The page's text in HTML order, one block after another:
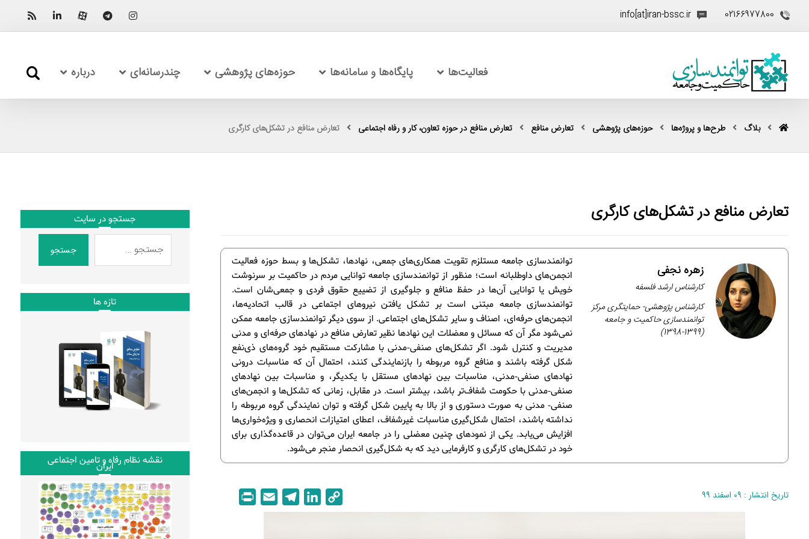
02166977800
info[at]iran-bssc.ir
فعالیت‌ها پایگاه‌ها و سامانه‌ها حوزه‌های پژوهشی چندرسانه‌ای درباره
بلاگ طرح‌ها و پروژه‌ها حوزه‌های پژوهشی تعارض منافع تعارض منافع در حوزه تعاون، کار و رفاه اجتماعی تعارض منافع در تشکل‌های کارگری
تعارض منافع در تشکل‌های کارگری
توانمندسازی جامعه مستلزم تقویت همکاری‌های جمعی، نهادها، تشکل‌ها و بسط حوزه فعالیت
انجمن‌های داوطلبانه است؛ منظور از توانمندسازی جامعه توانایی مردم در حاکمیت بر سرنوشت
خویش یا توانایی آن‌ها در حفظ منافع و جلوگیری از تضییع حقوق فردی و جمعی‌شان است.
توانمندسازی جامعه مبتنی است بر تشکل یافتن نیروهای اجتماعی در قالب اتحادیه‌ها،
انجمن‌های حرفه‌ای، اصناف و سایر تشکل‌های اجتماعی. از سوی دیگر توانمندسازی جامعه ممکن
نمی‌شود مگر آن که مسائل و معضلات این نهادها نظیر تعارض منافع در نهادهای حرفه‌ای و مدنی
مدیریت و کنترل شود. اگر تشکل‌های صنفی-مدنی با مشارکت مستقیم خود گروه‌های ذی‌نفع
شکل گرفته باشند و منافع گروه مربوطه را بازنمایندگی کنند، احتمال آن که مناسبات درونی
نهادهای صنفی-مدنی، مناسبات بین نهادهای مستقل با یکدیگر، و مناسبات بین نهادهای
صنفی-مدنی با حکومت شفاف‌تر باشد، بیشتر است. در مقابل، زمانی که تشکل‌ها و انجمن‌های
صنفی- مدنی به صورت دستوری و از بالا به پایین شکل گرفته و توان نمایندگی گروه مربوطه را
نداشته باشند، احتمال شکل‌گیری مناسبات غیرشفاف، اعطای امتیازات انحصاری و ویژه‌خواری‌ها
افزایش می‌یابد. یکی از نمودهای چنین معضلی را در جامعه ایران می‌توان در قاعده‌گذاری برای
خود در تشکل‌های کارگری و کارفرمایی دید که به شکل‌گیری انحصار منجر می‌شود.
زهره نجفی
کارشناس ارشد فلسفه
کارشناس پژوهشی- حمایتگری مرکز
توانمندسازی حاکمیت و جامعه
(1399-1398)
تاریخ انتشار : ۰۹ اسفند ۹۹
o
i
e
جستجو در سایت
جستجو
تازه ها
نقشه نظام رفاه و تامین اجتماعی
ایران